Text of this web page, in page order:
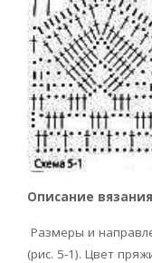
Описание
Размеры и
(рис. 5-1). Цвет